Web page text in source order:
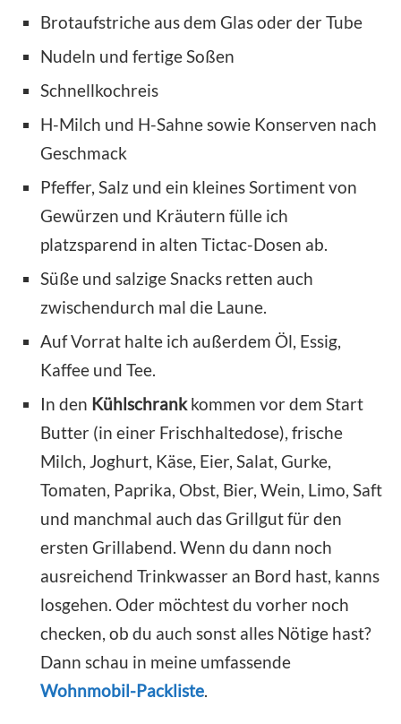
Brotaufstriche aus dem Glas oder der Tube
Nudeln und fertige Soßen
Schnellkochreis
H-Milch und H-Sahne sowie Konserven nach
Geschmack
Pfeffer, Salz und ein kleines Sortiment von
Gewürzen und Kräutern fülle ich
platzsparend in alten Tictac-Dosen ab.
Süße und salzige Snacks retten auch
zwischendurch mal die Laune.
Auf Vorrat halte ich außerdem Öl, Essig,
Kaffee und Tee.
In den Kühlschrankkommen vor dem Start
Butter (in einer Frischhaltedose), frische
Milch, Joghurt, Käse, Eier, Salat, Gurke,
Tomaten, Paprika, Obst, Bier, Wein, Limo, Saft
und manchmal auch das Grillgut für den
ersten Grillabend. Wenn du dann noch
ausreichend Trinkwasser an Bord hast, kanns
losgehen. Oder möchtest du vorher noch
checken, ob du auch sonst alles Nötige hast?
Dann schau in meine umfassende
Wohnmobil-Packliste